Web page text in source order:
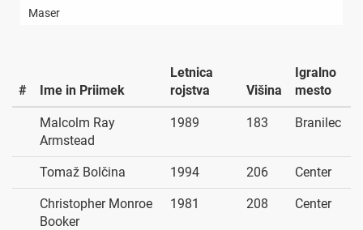
Maser
# Ime in Priimek
Letnica
rojstva
Višina
Igralno
mesto
Malcolm Ray
Armstead
1989 183 Branilec
Tomaž Bolčina 1994 206 Center
Christopher Monroe
Booker
1981 208 Center